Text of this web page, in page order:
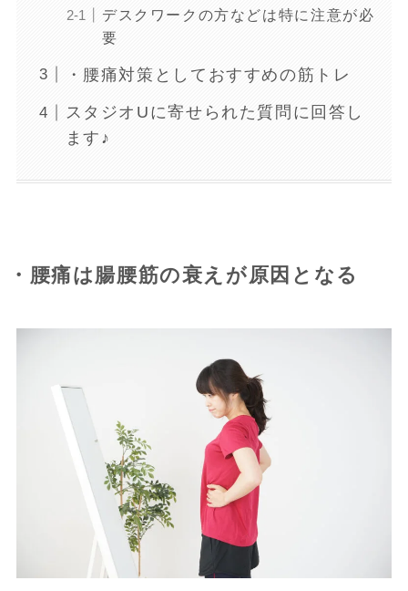
デスクワークの方などは特に注意が必
要
・腰痛対策としておすすめの筋トレ
スタジオUに寄せられた質問に回答し
ます♪
・腰痛は腸腰筋の衰えが原因となる